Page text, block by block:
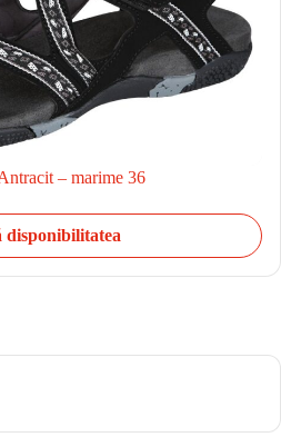
– marime 36
disponibilitatea